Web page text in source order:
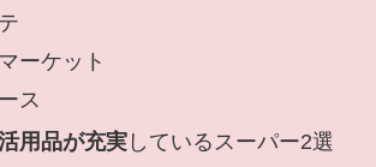
ーケット
ス
用品が充実しているスーパー2選